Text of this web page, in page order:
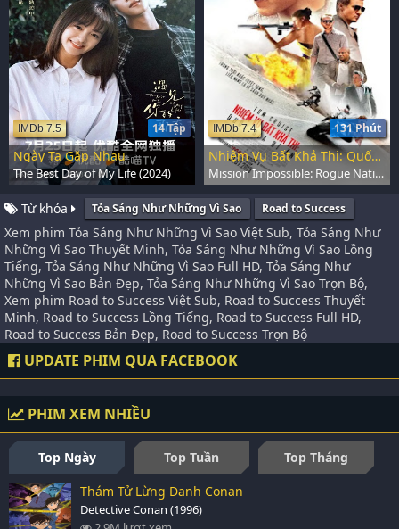
14 Tập
IMDb 7.5
Ngày Ta Gặp Nhau
The Best Day of My Life (2024)
131 Phút
IMDb 7.4
Nhiệm Vụ Bất Khả Thi: Quốc Gia Bí Ẩn
Mission Impossible: Rogue Nation (2015)
Từ khóa Tỏa Sáng Như Những Vì Sao Road to Success
Xem phim Tỏa Sáng Như Những Vì Sao Việt Sub, Tỏa Sáng Như
Những Vì Sao Thuyết Minh, Tỏa Sáng Như Những Vì Sao Lồng
Tiếng, Tỏa Sáng Như Những Vì Sao Full HD, Tỏa Sáng Như
Những Vì Sao Bản Đẹp, Tỏa Sáng Như Những Vì Sao Trọn Bộ,
Xem phim Road to Success Việt Sub, Road to Success Thuyết
Minh, Road to Success Lồng Tiếng, Road to Success Full HD,
Road to Success Bản Đẹp, Road to Success Trọn Bộ
UPDATE PHIM QUA FACEBOOK
PHIM XEM NHIỀU
Top Ngày Top Tuần
Top Tháng
Thám Tử Lừng Danh Conan
Detective Conan (1996)